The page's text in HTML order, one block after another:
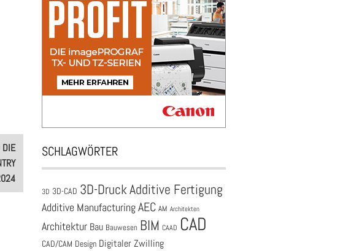
DIE
SCHLAGWÖRTER
3D 3D-CAD 3D-DruckAdditive Fertigung
Additive ManufacturingAEC AM Architekten
Architektur Bau Bauwesen BIM CAAD CAD
CAD/CAM Design Digitaler Zwilling